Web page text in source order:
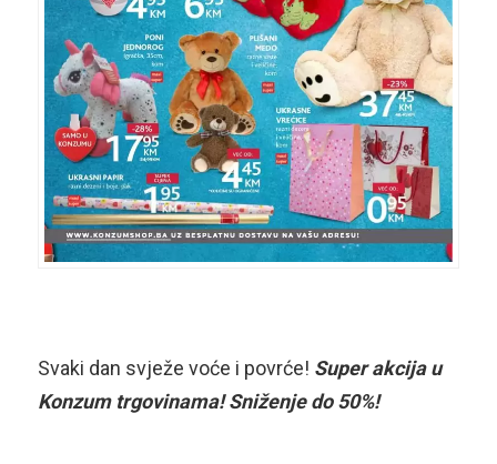
Svaki dan svježe voće i povrće! Super akcija u
Konzum trgovinama! Sniženje do 50%!